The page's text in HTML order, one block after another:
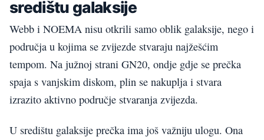
središtu galaksije
Webb i NOEMA nisu otkrili samo oblik galaksije, nego i
područja u kojima se zvijezde stvaraju najžešćim
tempom. Na južnoj strani GN20, ondje gdje se prečka
spaja s vanjskim diskom, plin se nakuplja i stvara
izrazito aktivno područje stvaranja zvijezda.
U središtu galaksije prečka ima još važniju ulogu. Ona